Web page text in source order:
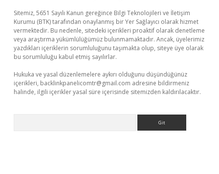
Sitemiz, 5651 Sayılı Kanun gereğince Bilgi Teknolojileri ve İletişim
Kurumu (BTK) tarafından onaylanmış bir Yer Sağlayıcı olarak hizmet
vermektedir. Bu nedenle, sitedeki içerikleri proaktif olarak denetleme
veya araştırma yükümlülüğümüz bulunmamaktadır. Ancak, üyelerimiz
yazdıkları içeriklerin sorumluluğunu taşımakta olup, siteye üye olarak
bu sorumluluğu kabul etmiş sayılırlar.
Hukuka ve yasal düzenlemelere aykırı olduğunu düşündüğünüz
içerikleri, backlinkpanelicomtr@gmail.com adresine bildirmeniz
halinde, ilgili içerikler yasal süre içerisinde sitemizden kaldırılacaktır.